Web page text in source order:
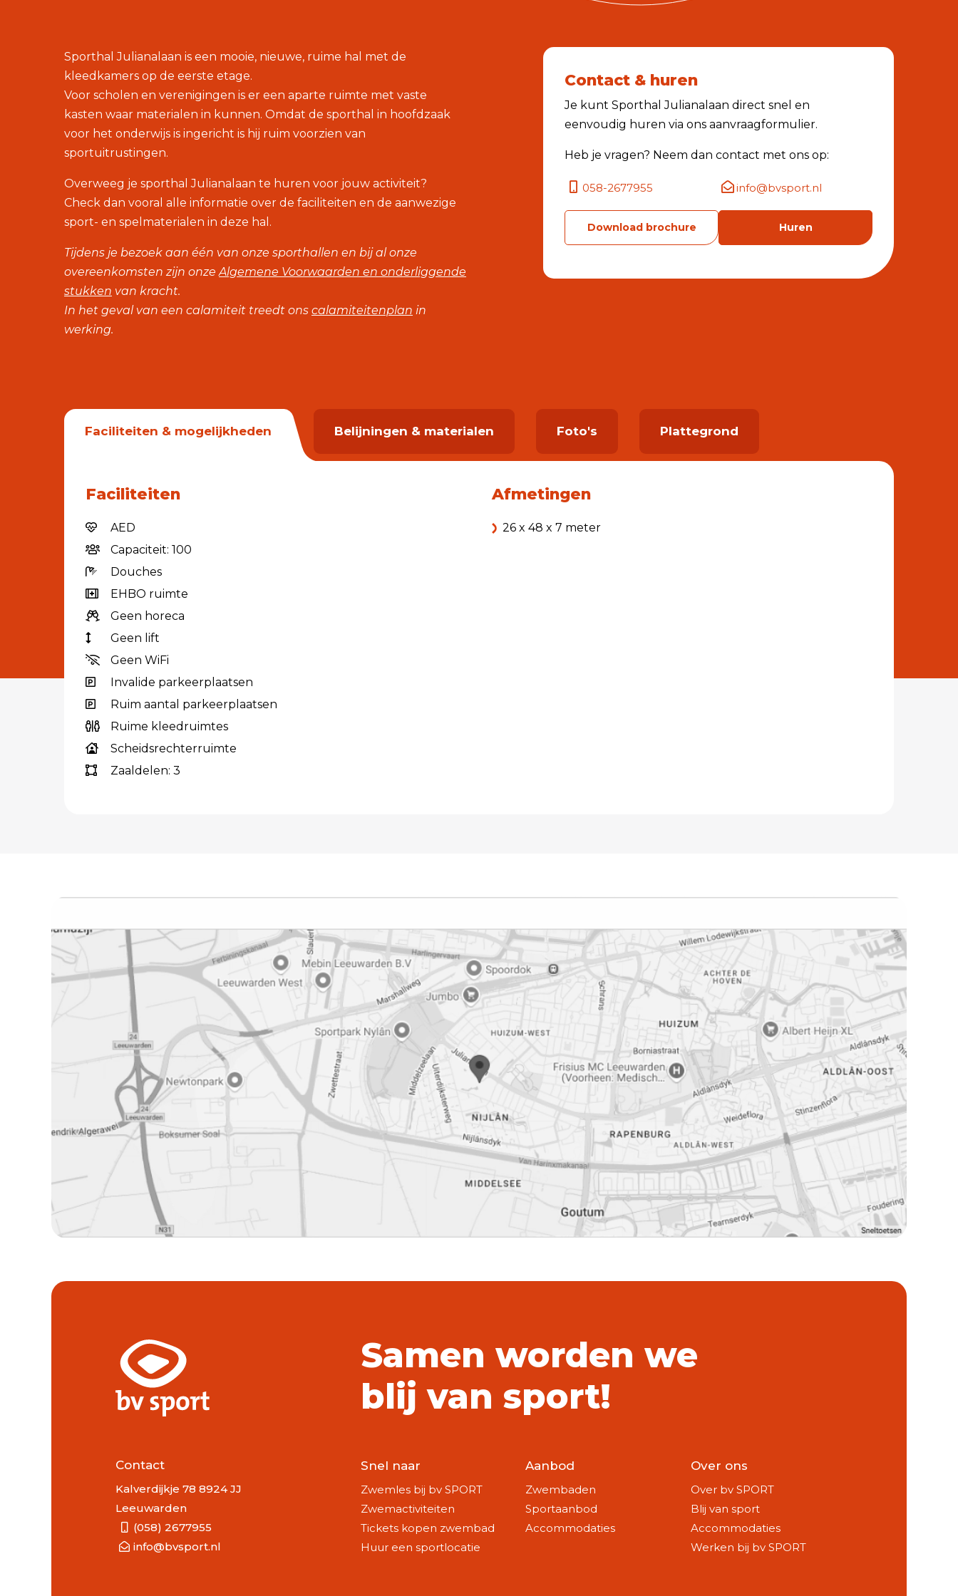
Sporthal Julianalaan is een mooie, nieuwe, ruime hal met de
kleedkamers op de eerste etage.
Voor scholen en verenigingen is er een aparte ruimte met vaste
kasten waar materialen in kunnen. Omdat de sporthal in hoofdzaak
voor het onderwijs is ingericht is hij ruim voorzien van
sportuitrustingen.
Overweeg je sporthal Julianalaan te huren voor jouw activiteit?
Check dan vooral alle informatie over de faciliteiten en de aanwezige
sport- en spelmaterialen in deze hal.
Tijdens je bezoek aan één van onze sporthallen en bij al onze
overeenkomsten zijn onzeAlgemene Voorwaarden en onderliggende
stukken van kracht.
In het geval van een calamiteit treedt ons calamiteitenplan in
werking.
Contact & huren
Je kunt Sporthal Julianalaan direct snel en
eenvoudig huren via ons aanvraagformulier.
Heb je vragen? Neem dan contact met ons op:
058-2677955 info@bvsport.nl
Download brochure Huren
Faciliteiten & mogelijkheden Belijningen & materialen Foto's Plattegrond
Faciliteiten
AED
Capaciteit: 100
Douches
EHBO ruimte
Geen horeca
Geen lift
Geen WiFi
Invalide parkeerplaatsen
Ruim aantal parkeerplaatsen
Ruime kleedruimtes
Scheidsrechterruimte
Zaaldelen: 3
Afmetingen
26 x 48 x 7 meter
Contact
Kalverdijkje 78 8924 JJ
Leeuwarden
(058) 2677955
info@bvsport.nl
Samen worden we
blij van sport!
Snel naar
Zwemles bij bv SPORT
Zwemactiviteiten
Tickets kopen zwembad
Huur een sportlocatie
Aanbod
Zwembaden
Sportaanbod
Accommodaties
Over ons
Over bv SPORT
Blij van sport
Accommodaties
Werken bij bv SPORT